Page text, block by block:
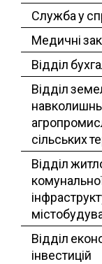
Служба у
Медичні
Відділ
Відділ
сільських
Відділ
Відділ
інвестицій